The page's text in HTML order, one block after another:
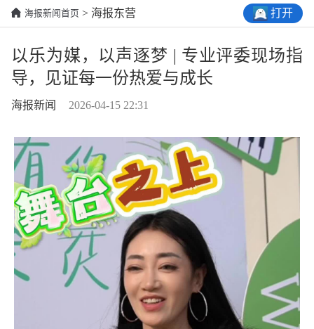
海报新闻首页 > 海报东营 打开
以乐为媒，以声逐梦 | 专业评委现场指
导，见证每一份热爱与成长
海报新闻 2026-04-15 22:31